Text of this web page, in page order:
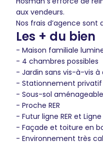
aux vendeurs.
Nos frais d’agence sont
Les + du bien
- Maison familiale
- 4 chambres possibles
- Jardin sans vis-à-vis à
- Stationnement privatif
- Sous-sol aménageable
- Proche RER
- Futur ligne RER et
- Façade et toiture en
- Environnement très